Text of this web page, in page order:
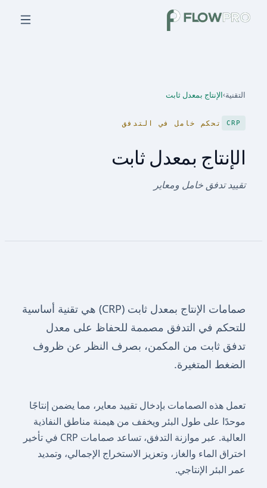
التقنية›الإنتاج بمعدل ثابت
CRP تحكم خامل في التدفق
الإنتاج بمعدل ثابت
تقييد تدفق خامل ومعاير
صمامات الإنتاج بمعدل ثابت (CRP) هي تقنية أساسية
للتحكم في التدفق مصممة للحفاظ على معدل
تدفق ثابت من المكمن، بصرف النظر عن ظروف
الضغط المتغيرة.
تعمل هذه الصمامات بإدخال تقييد معاير، مما يضمن إنتاجًا
موحدًا على طول البئر ويخفف من هيمنة مناطق النفاذية
العالية. عبر موازنة التدفق، تساعد صمامات CRP في تأخير
اختراق الماء والغاز، وتعزيز الاستخراج الإجمالي، وتمديد
عمر البئر الإنتاجي.